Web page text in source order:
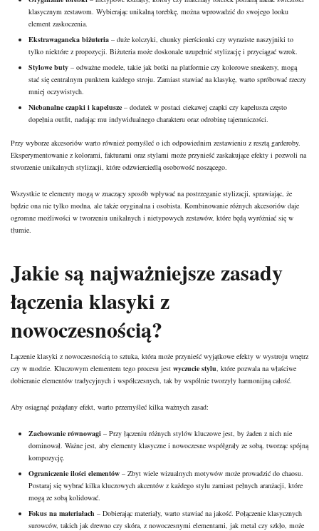
klasycznym zestawom. Wybierając unikalną torebkę, można wprowadzić do swojego looku
element zaskoczenia.
Ekstrawagancka biżuteria – duże kolczyki, chunky pierścionki czy wyraziste naszyjniki to
tylko niektóre z propozycji. Biżuteria może doskonale uzupełnić stylizację i przyciągać wzrok.
Stylowe buty – odważne modele, takie jak botki na platformie czy kolorowe sneakersy, mogą
stać się centralnym punktem każdego stroju. Zamiast stawiać na klasykę, warto spróbować rzeczy
mniej oczywistych.
Niebanalne czapki i kapelusze – dodatek w postaci ciekawej czapki czy kapelusza często
dopełnia outfit, nadając mu indywidualnego charakteru oraz odrobinę tajemniczości.
Przy wyborze akcesoriów warto również pomyśleć o ich odpowiednim zestawieniu z resztą garderoby.
Eksperymentowanie z kolorami, fakturami oraz stylami może przynieść zaskakujące efekty i pozwoli na
stworzenie unikalnych stylizacji, które odzwierciedlą osobowość noszącego.
Wszystkie te elementy mogą w znaczący sposób wpływać na postrzeganie stylizacji, sprawiając, że
będzie ona nie tylko modna, ale także oryginalna i osobista. Kombinowanie różnych akcesoriów daje
ogromne możliwości w tworzeniu unikalnych i nietypowych zestawów, które będą wyróżniać się w
tłumie.
Jakie są najważniejsze zasady
łączenia klasyki z
nowoczesnością?
Łączenie klasyki z nowoczesnością to sztuka, która może przynieść wyjątkowe efekty w wystroju wnętrz
czy w modzie. Kluczowym elementem tego procesu jest wyczucie stylu, które pozwala na właściwe
dobieranie elementów tradycyjnych i współczesnych, tak by wspólnie tworzyły harmonijną całość.
Aby osiągnąć pożądany efekt, warto przemyśleć kilka ważnych zasad:
Zachowanie równowagi – Przy łączeniu różnych stylów kluczowe jest, by żaden z nich nie
dominował. Ważne jest, aby elementy klasyczne i nowoczesne współgrały ze sobą, tworząc spójną
kompozycję.
Ograniczenie ilości elementów – Zbyt wiele wizualnych motywów może prowadzić do chaosu.
Postaraj się wybrać kilka kluczowych akcentów z każdego stylu zamiast pełnych aranżacji, które
mogą ze sobą kolidować.
Fokus na materiałach – Dobierając materiały, warto stawiać na jakość. Połączenie klasycznych
surowców, takich jak drewno czy skóra, z nowoczesnymi elementami, jak metal czy szkło, może